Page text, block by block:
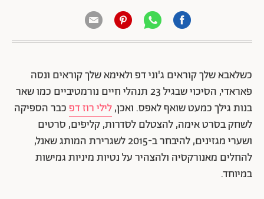
כשלאבא שלך קוראים ג'וני דפ ולאימא שלך קוראים ונסה
פאראדי, הסיכוי שבגיל 23 תנהלי חיים נורמטיביים כמו שאר
בנות גילך כמעט שואף לאפס. ואכן,לילי רוז דפכבר הספיקה
לשחק בסרט אימה, להצטלם לסדרות, קליפים, סרטים
ושערי מגזינים, להיבחר ב-2015 לשגרירת המותג שאנל,
להחלים מאנורקסיה ולהצהיר על נטיות מיניות גמישות
במיוחד.